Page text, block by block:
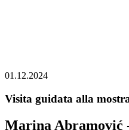
01.12.2024
Visita guidata alla
Marina Abramović